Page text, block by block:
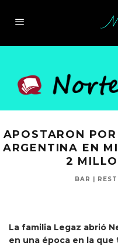
APOSTARON
ARGENTINA EN
2
BAR |
La familia Legaz abrió
en una época en la